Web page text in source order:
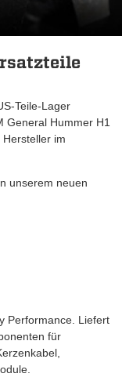
Teile-Lager
General Hummer H1
im
unserem neuen
Performance. Liefert
für